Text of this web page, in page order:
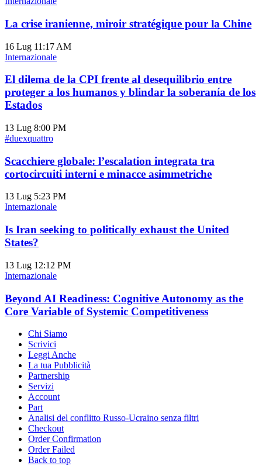
La crise iranienne, miroir stratégique pour la Chine
16 Lug 11:17 AM
Internazionale
El dilema de la CPI frente al desequilibrio entre
proteger a los humanos y blindar la soberanía de los
Estados
13 Lug 8:00 PM
#duexquattro
Scacchiere globale: l’escalation integrata tra
cortocircuiti interni e minacce asimmetriche
13 Lug 5:23 PM
Internazionale
Is Iran seeking to politically exhaust the United
States?
13 Lug 12:12 PM
Internazionale
Beyond AI Readiness: Cognitive Autonomy as the
Core Variable of Systemic Competitiveness
Chi Siamo
Scrivici
Leggi Anche
La tua Pubblicità
Partnership
Servizi
Account
Part
Analisi del conflitto Russo-Ucraino senza filtri
Checkout
Order Confirmation
Order Failed
Back to top